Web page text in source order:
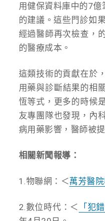
用健保資料庫中的7
的建議。這些門診如
經過醫師再次檢查，
的醫療成本。
這類技術的貢獻在於
用藥與診斷結果的相
恆等式，更多的時候
友專團隊也發現，內
病用藥影響，醫師被
相關新聞報導：
1.物聯網：＜萬芳醫
2.數位時代：＜ 「犯